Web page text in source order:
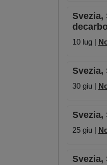
Svezia,
10 lug |
Svezia,
30 giu |
25 giu |
Svezia,